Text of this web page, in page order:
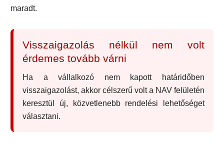
maradt.
Visszaigazolás nélkül nem volt
érdemes tovább várni
Ha a vállalkozó nem kapott határidőben
visszaigazolást, akkor célszerű volt a NAV felületén
keresztül új, közvetlenebb rendelési lehetőséget
választani.